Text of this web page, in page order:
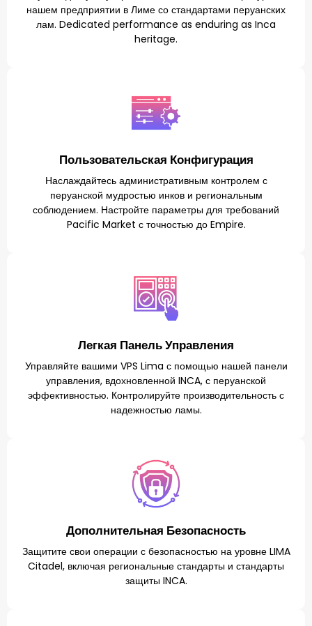
нашем предприятии в Лиме со стандартами перуанских
лам. Dedicated performance as enduring as Inca
heritage.
Пользовательская Конфигурация
Наслаждайтесь административным контролем с
перуанской мудростью инков и региональным
соблюдением. Настройте параметры для требований
Pacific Market с точностью до Empire.
Легкая Панель Управления
Управляйте вашими VPS Lima с помощью нашей панели
управления, вдохновленной INCA, с перуанской
эффективностью. Контролируйте производительность с
надежностью ламы.
Дополнительная Безопасность
Защитите свои операции с безопасностью на уровне LIMA
Citadel, включая региональные стандарты и стандарты
защиты INCA.